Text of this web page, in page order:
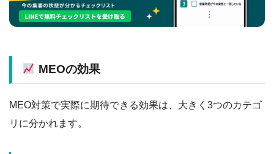
MEOの効果
MEO対策で実際に期待できる効果は、大きく3つのカテゴ
リに分かれます。